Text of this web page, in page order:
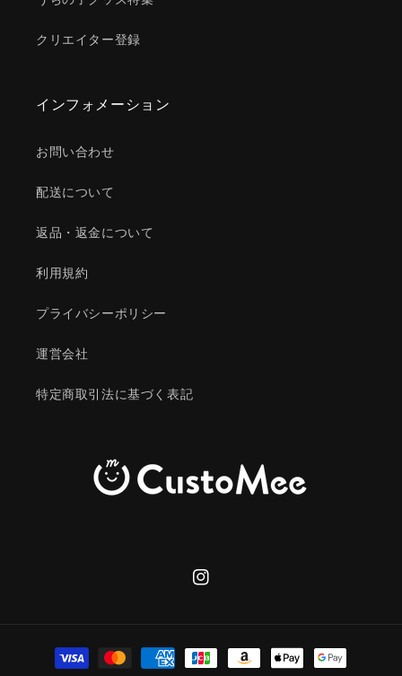
クリエイター登録
インフォメーション
お問い合わせ
配送について
返品・返金について
利用規約
プライバシーポリシー
運営会社
特定商取引法に基づく表記
Instagram